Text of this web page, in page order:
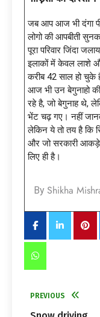
जब आप आज भी दंगा
लोगो की आपबीती
पूरा परिवार जिंदा
इलाकों में केवल लाशे
करीब 42 साल हो चुके
आज भी उन बेगुनाहो
रहे है, जो बेगुनाह थे,
भेंट चढ़ गए। नहीं जानते
लेकिन ये तो तय है कि
और जो सरकारी आकड़े
लिए ही है।
By Shikha
PREVIOUS